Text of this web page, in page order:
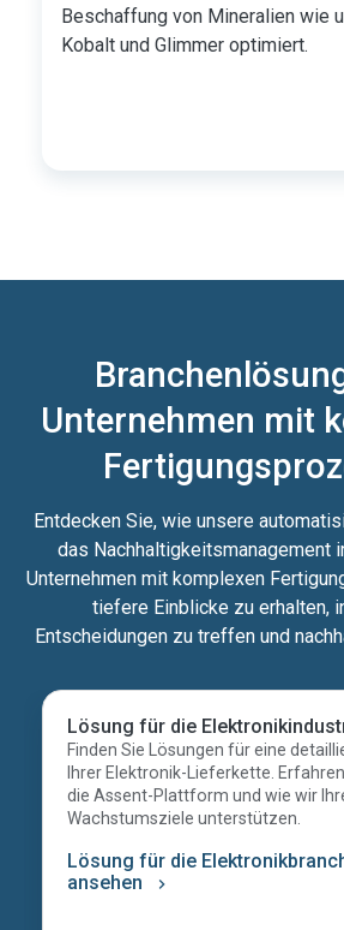
Beschaffung von Mineralien wie
Kobalt und Glimmer optimiert.
Unternehmen mit
Entdecken Sie, wie unsere
das Nachhaltigkeitsmanagement
Unternehmen mit komplexen
tiefere Einblicke zu erhalten,
Entscheidungen zu treffen und
Lösung für die
Finden Sie Lösungen für eine
Ihrer Elektronik-Lieferkette.
die Assent-Plattform und wie wir
Wachstumsziele unterstützen.
Lösung für die
ansehen